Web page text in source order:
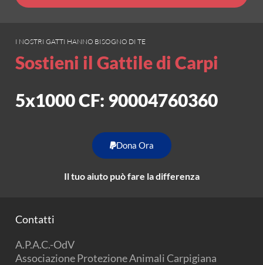
I NOSTRI GATTI HANNO BISOGNO DI TE
Sostieni il Gattile di Carpi
5x1000 CF: 90004760360
Dona Ora
Il tuo aiuto può fare la differenza
Contatti
A.P.A.C.-OdV
Associazione Protezione Animali Carpigiana